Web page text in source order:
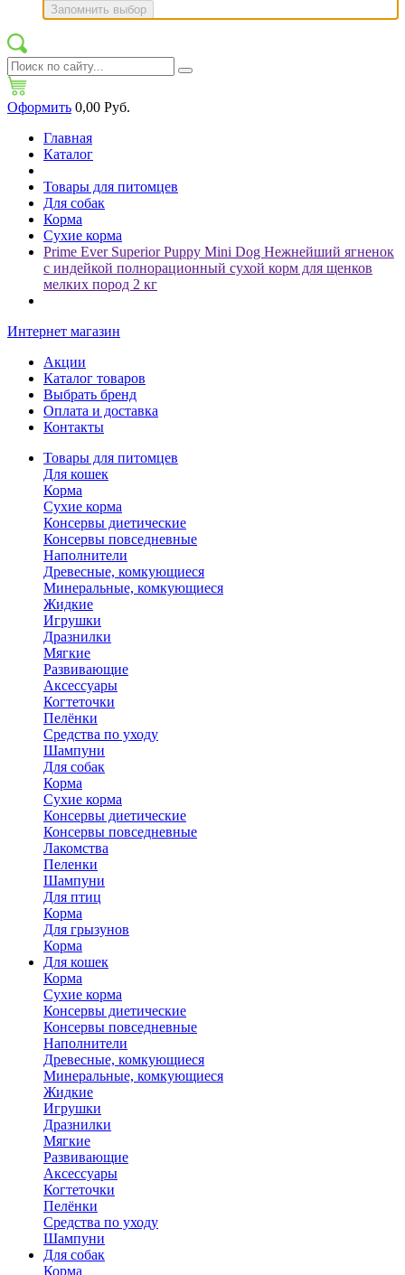
Запомнить выбор
Оформить 0,00 Руб.
Главная
Каталог
Товары для питомцев
Для собак
Корма
Сухие корма
Prime Ever Superior Puppy Mini Dog Нежнейший ягненок
с индейкой полнорационный сухой корм для щенков
мелких пород 2 кг
Интернет магазин
Акции
Каталог товаров
Выбрать бренд
Оплата и доставка
Контакты
Товары для питомцев
Для кошек
Корма
Сухие корма
Консервы диетические
Консервы повседневные
Наполнители
Древесные, комкующиеся
Минеральные, комкующиеся
Жидкие
Игрушки
Дразнилки
Мягкие
Развивающие
Аксессуары
Когтеточки
Пелёнки
Средства по уходу
Шампуни
Для собак
Корма
Сухие корма
Консервы диетические
Консервы повседневные
Лакомства
Пеленки
Шампуни
Для птиц
Корма
Для грызунов
Корма
Для кошек
Корма
Сухие корма
Консервы диетические
Консервы повседневные
Наполнители
Древесные, комкующиеся
Минеральные, комкующиеся
Жидкие
Игрушки
Дразнилки
Мягкие
Развивающие
Аксессуары
Когтеточки
Пелёнки
Средства по уходу
Шампуни
Для собак
Корма